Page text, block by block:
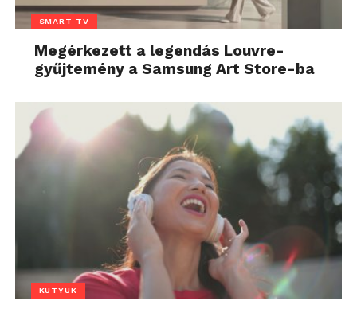
SMART-TV
Megérkezett a legendás Louvre-
gyűjtemény a Samsung Art Store-ba
KÜTYÜK